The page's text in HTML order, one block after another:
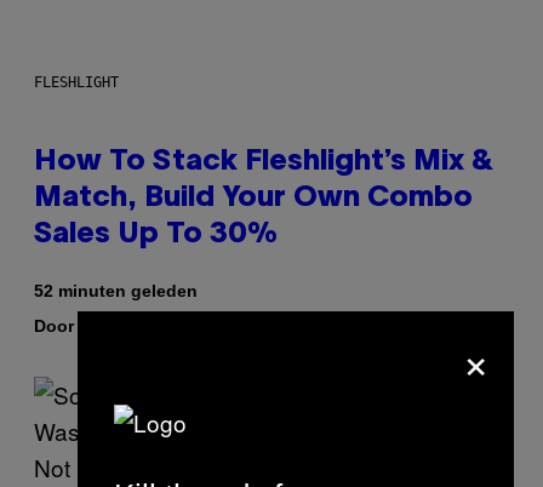
FLESHLIGHT
How To Stack Fleshlight’s Mix &
Match, Build Your Own Combo
Sales Up To 30%
52 minuten geleden
Door
×